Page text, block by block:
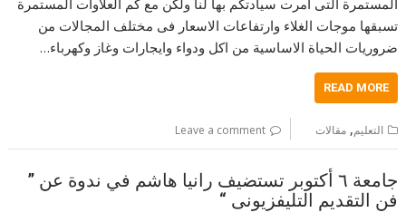
المستمرة التى امرت سيادتكم بها لنا ولكن مع كم العلاوات المستمرة
تسبقها موجات الغلاء وارتفاعات الاسعار فى مختلف المجالات من
ضروريات الحياة الاساسية من اكل ودواء وايجارات وغاز وكهرباء…
READ MORE
التعليم,مقالات Leave a comment
جامعة ٦ أكتوبر تستضيف رانيا هاشم في ندوة عن ”
فن التقديم التليفزيونى “